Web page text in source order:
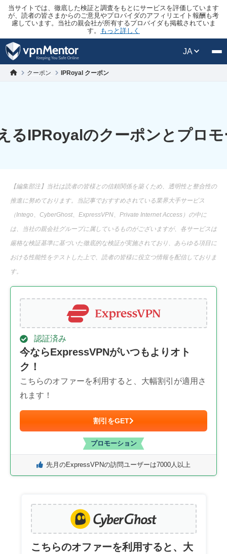
当サイトでは、徹底した検証と調査をもとにサービスを評価しています
が、読者の皆さまからのご意見やプロバイダのアフィリエイト報酬も考
慮しています。当社の親会社が所有するプロバイダも掲載されていま
す。
もっと詳しく
JA
クーポン IPRoyal クーポン
るIPRoyalのクーポンとプロ
【編集部注】当社は読者の皆様との信頼関係を築くため、透明性と整合性の
推進に努めております。当記事でおすすめされている業界大手サービス
（Intego、CyberGhost、ExpressVPN、Private Internet Access）の中に
は、当社の親会社グループに属しているものがございますが、各サービスは
厳格な検証基準に基づいた徹底的な検証が実施されており、あらゆる項目に
おける性能性をテストした上で、読者の皆様に役立つ情報を配信しておりま
す。
認証済み
今ならExpressVPNがいつもよりオト
ク！
こちらのオファーを利用すると、大幅割引が適用さ
れます！
割引をGET
プロモーション
先月のExpressVPNの訪問ユーザーは7000人以上
こちらのオファーを利用すると、大